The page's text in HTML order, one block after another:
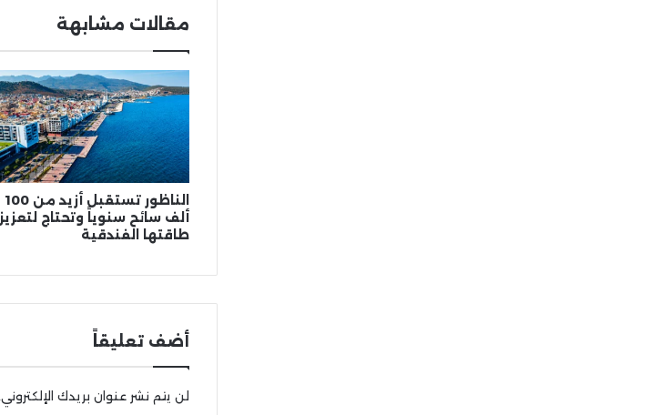
مقالات مشابهة
الناظور تستقبل أزيد من 100
ألف سائح سنوياً وتحتاج لتعزيز
طاقتها الفندقية
أضف تعليقاً
لن يتم نشر عنوان بريدك الإلكتروني.